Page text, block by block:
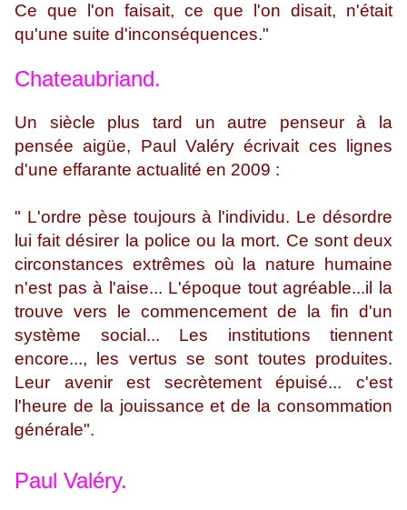
Ce que l'on faisait, ce que l'on disait, n'était
qu'une suite d'inconséquences."
Chateaubriand.
Un siècle plus tard un autre penseur à la
pensée aigüe, Paul Valéry écrivait ces lignes
d'une effarante actualité en 2009 :
" L'ordre pèse toujours à l'individu. Le désordre
lui fait désirer la police ou la mort. Ce sont deux
circonstances extrêmes où la nature humaine
n'est pas à l'aise... L'époque tout agréable...il la
trouve vers le commencement de la fin d'un
système social... Les institutions tiennent
encore..., les vertus se sont toutes produites.
Leur avenir est secrètement épuisé... c'est
l'heure de la jouissance et de la consommation
générale".
Paul Valéry.